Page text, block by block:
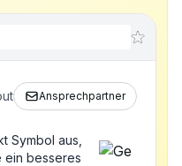
Ansprechpartner
Symbol aus,
ein besseres